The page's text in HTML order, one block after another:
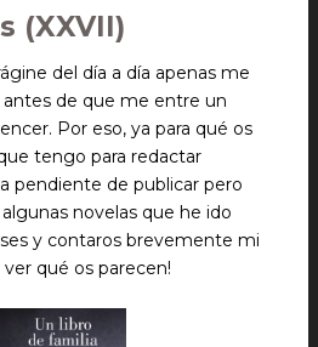
(XXVII)
del día a día apenas me
de que me entre un
Por eso, ya para qué os
tengo para redactar
pendiente de publicar pero
novelas que he ido
y contaros brevemente mi
ver qué os parecen!